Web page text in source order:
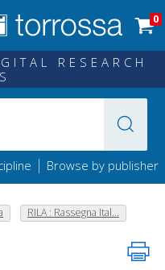
0
RESEARCH
| Browse by publisher
RILA : Rassegna Ital...